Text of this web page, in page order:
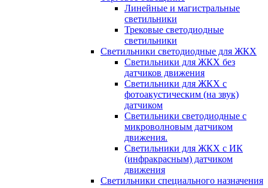
Линейные и магистральные
светильники
Трековые светодиодные
светильники
Светильники светодиодные для ЖКХ
Светильники для ЖКХ без
датчиков движения
Светильники для ЖКХ с
фотоакустическим (на звук)
датчиком
Светильники светодиодные с
микроволновым датчиком
движения.
Светильники для ЖКХ с ИК
(инфракрасным) датчиком
движения
Светильники специального назначения